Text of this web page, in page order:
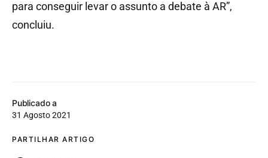
Publicado a
31 Agosto 2021
PARTILHAR ARTIGO
para conseguir levar o assunto a debate à AR”,
concluiu.